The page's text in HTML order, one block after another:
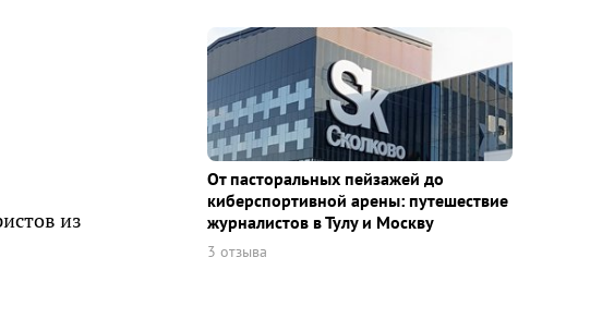
из
От пасторальных пейзажей до
киберспортивной арены: путешествие
журналистов в Тулу и Москву
3 отзыва